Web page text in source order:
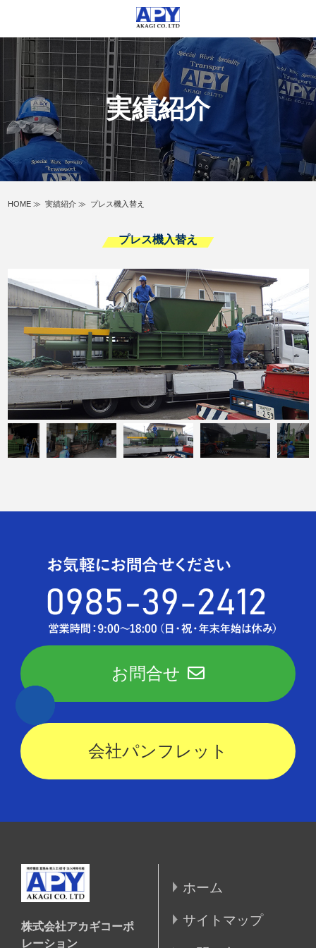
実績紹介
HOME ≫ 実績紹介 ≫ プレス機入替え
プレス機入替え
お問合せ
会社パンフレット
株式会社アカギコーポ
レーション
ホーム
サイトマップ